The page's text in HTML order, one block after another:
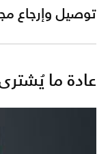
توصيل وإرجاع
عادة ما